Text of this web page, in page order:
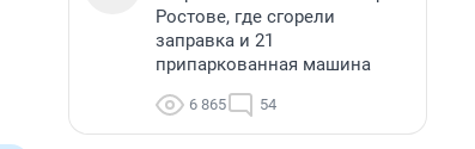
Ростове, где сгорели
заправка и 21
припаркованная машина
6 865 54